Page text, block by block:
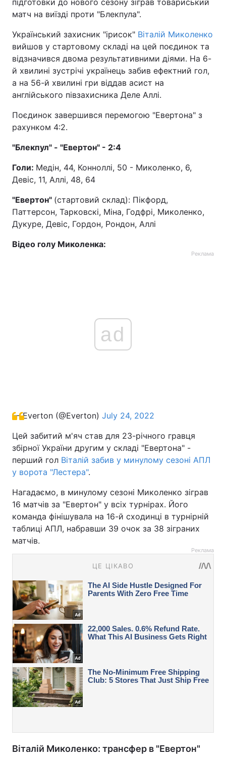
підготовки до нового сезону зіграв товариський
матч на виїзді проти "Блекпула".
Український захисник "ірисок" Віталій Миколенко
вийшов у стартовому складі на цей поєдинок та
відзначився двома результативними діями. На 6-
й хвилині зустрічі українець забив ефектний гол,
а на 56-й хвилині гри віддав асист на
англійського півзахисника Деле Аллі.
Поєдинок завершився перемогою "Евертона" з
рахунком 4:2.
"Блекпул" - "Евертон" - 2:4
Голи: Медін, 44, Конноллі, 50 - Миколенко, 6,
Девіс, 11, Аллі, 48, 64
"Евертон" (стартовий склад): Пікфорд,
Паттерсон, Тарковскі, Міна, Годфрі, Миколенко,
Дукуре, Девіс, Гордон, Рондон, Аллі
Відео голу Миколенка:
Реклама
ad
— Everton (@Everton) July 24, 2022
Цей забитий м'яч став для 23-річного гравця
збірної України другим у складі "Евертона" -
перший гол Віталій забив у минулому сезоні АПЛ
у ворота "Лестера".
Нагадаємо, в минулому сезоні Миколенко зіграв
16 матчів за "Евертон" у всіх турнірах. Його
команда фінішувала на 16-й сходинці в турнірній
таблиці АПЛ, набравши 39 очок за 38 зіграних
матчів.
Реклама
Віталій Миколенко: трансфер в "Евертон"